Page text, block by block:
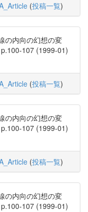
(投稿一覧)
の内向の幻想の変
107 (1999-01)
(投稿一覧)
の内向の幻想の変
107 (1999-01)
(投稿一覧)
の内向の幻想の変
107 (1999-01)